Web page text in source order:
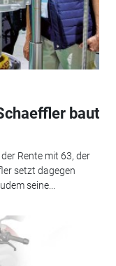
baut
Rente mit 63, der
setzt dagegen
seine...